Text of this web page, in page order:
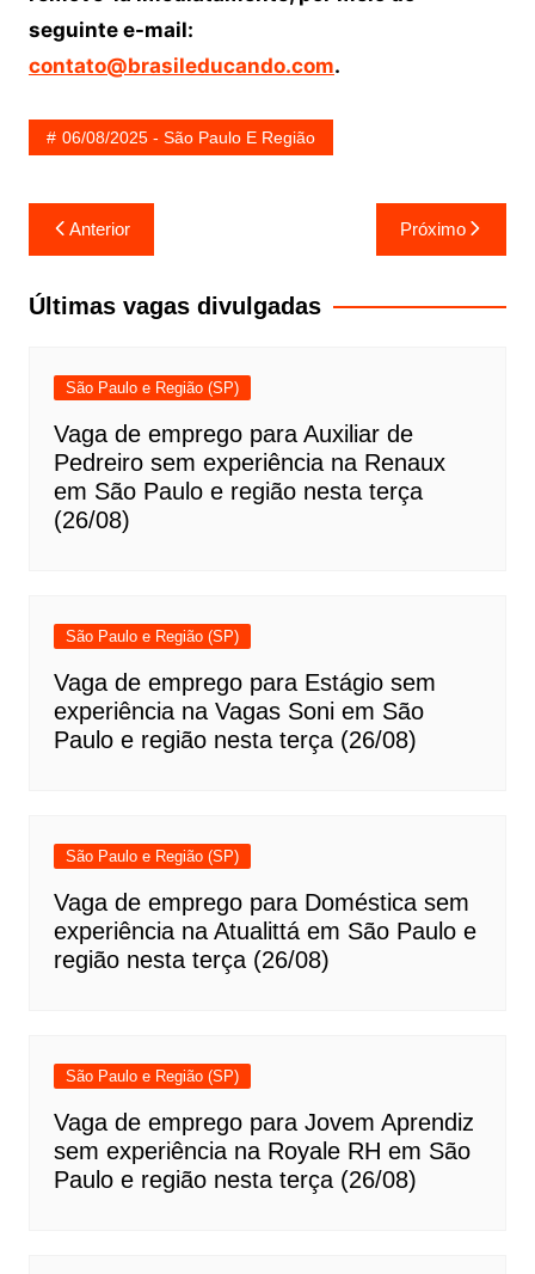
seguinte e-mail:
contato@brasileducando.com.
06/08/2025 - São Paulo E Região
Navegação
de
Post
Anterior Próximo
Últimas vagas divulgadas
São Paulo e Região (SP)
Vaga de emprego para Auxiliar de
Pedreiro sem experiência na Renaux
em São Paulo e região nesta terça
(26/08)
São Paulo e Região (SP)
Vaga de emprego para Estágio sem
experiência na Vagas Soni em São
Paulo e região nesta terça (26/08)
São Paulo e Região (SP)
Vaga de emprego para Doméstica sem
experiência na Atualittá em São Paulo e
região nesta terça (26/08)
São Paulo e Região (SP)
Vaga de emprego para Jovem Aprendiz
sem experiência na Royale RH em São
Paulo e região nesta terça (26/08)